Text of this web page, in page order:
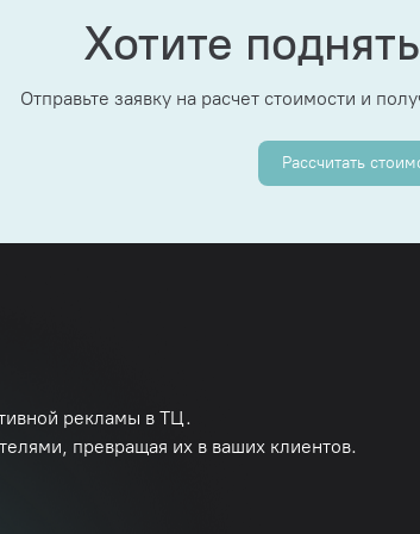
Хотите
Отправьте заявку на расчет стоимости и
Рассчитать
рекламы в ТЦ.
превращая их в ваших клиентов.